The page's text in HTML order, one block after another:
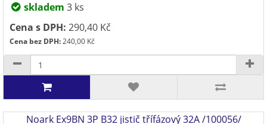
skladem 3 ks
Cena s DPH: 290,40 Kč
Cena bez DPH:240,00 Kč
Noark Ex9BN 3P B32 jistič třífázový 32A /100056/